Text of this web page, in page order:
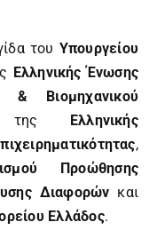
του Υπουργείου
Ελληνικής Ένωσης
& Βιομηχανικού
Ελληνικής
,
Προώθησης
Διαφορών και
Ελλάδος.